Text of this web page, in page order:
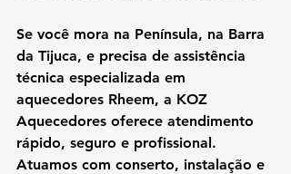
Se você mora na Península, na Barra
da Tijuca, e precisa de assistência
técnica especializada em
aquecedores Rheem, a KOZ
Aquecedores oferece atendimento
rápido, seguro e profissional.
Atuamos com conserto, instalação e